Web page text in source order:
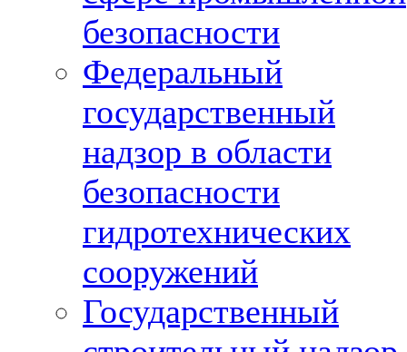
безопасности
Федеральный
государственный
надзор в области
безопасности
гидротехнических
сооружений
Государственный